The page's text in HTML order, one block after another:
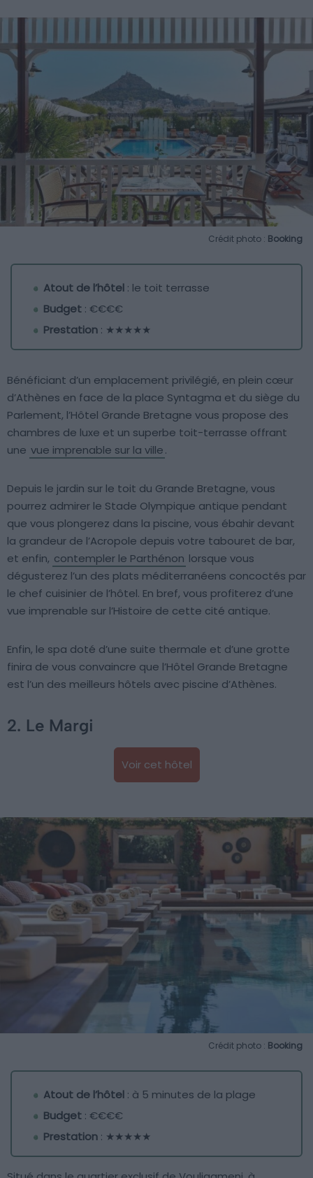
Crédit photo : Booking
Atout de l’hôtel : le toit terrasse
Budget : €€€€
Prestation : ★★★★★
Bénéficiant d’un emplacement privilégié, en plein cœur
d’Athènes en face de la place Syntagma et du siège du
Parlement, l’Hôtel Grande Bretagne vous propose des
chambres de luxe et un superbe toit-terrasse offrant
une vue imprenable sur la ville.
Depuis le jardin sur le toit du Grande Bretagne, vous
pourrez admirer le Stade Olympique antique pendant
que vous plongerez dans la piscine, vous ébahir devant
la grandeur de l’Acropole depuis votre tabouret de bar,
et enfin, contempler le Parthénon lorsque vous
dégusterez l’un des plats méditerranéens concoctés par
le chef cuisinier de l’hôtel. En bref, vous profiterez d’une
vue imprenable sur l’Histoire de cette cité antique.
Enfin, le spa doté d’une suite thermale et d’une grotte
finira de vous convaincre que l’Hôtel Grande Bretagne
est l’un des meilleurs hôtels avec piscine d’Athènes.
2. Le Margi
Voir cet hôtel
Crédit photo : Booking
Atout de l’hôtel : à 5 minutes de la plage
Budget : €€€€
Prestation : ★★★★★